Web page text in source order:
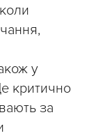
у
критично
за